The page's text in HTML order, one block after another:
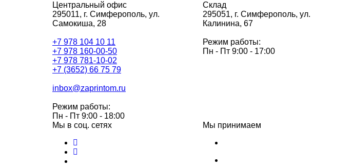
Центральный офис
295011, г. Симферополь, ул.
Самокиша, 28
+7 978 104 10 11
+7 978 160-00-50
+7 978 781-10-02
+7 (3652) 66 75 79
inbox@zaprintom.ru
Режим работы:
Пн - Пт 9:00 - 18:00
Склад
295051, г. Симферополь, ул.
Калинина, 67
Режим работы:
Пн - Пт 9:00 - 17:00
Мы в соц. сетях Мы принимаем